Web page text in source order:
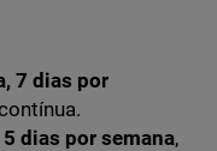
7 dias por
dias por semana,